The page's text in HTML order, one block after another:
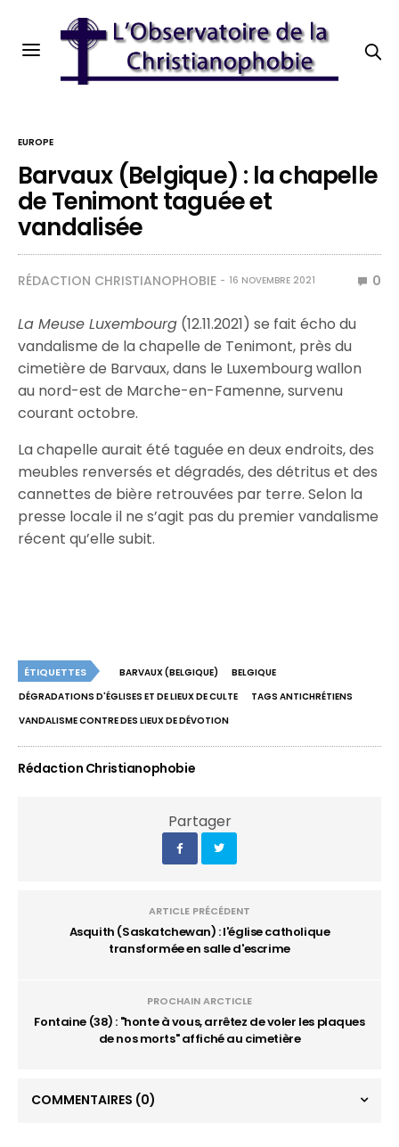
EUROPE
Barvaux (Belgique) : la chapelle
de Tenimont taguée et
vandalisée
RÉDACTION CHRISTIANOPHOBIE 16 NOVEMBRE 2021 0
La Meuse Luxembourg (12.11.2021) se fait écho du
vandalisme de la chapelle de Tenimont, près du
cimetière de Barvaux, dans le Luxembourg wallon
au nord-est de Marche-en-Famenne, survenu
courant octobre.
La chapelle aurait été taguée en deux endroits, des
meubles renversés et dégradés, des détritus et des
cannettes de bière retrouvées par terre. Selon la
presse locale il ne s’agit pas du premier vandalisme
récent qu’elle subit.
ÉTIQUETTES BARVAUX (BELGIQUE)
BELGIQUE
DÉGRADATIONS D'ÉGLISES ET DE LIEUX DE CULTE
TAGS ANTICHRÉTIENS
VANDALISME CONTRE DES LIEUX DE DÉVOTION
Rédaction Christianophobie
Partager
ARTICLE PRÉCÉDENT
Asquith (Saskatchewan) : l'église catholique
transformée en salle d'escrime
PROCHAIN ARCTICLE
Fontaine (38) : "honte à vous, arrêtez de voler les plaques
de nos morts" affiché au cimetière
COMMENTAIRES (0)